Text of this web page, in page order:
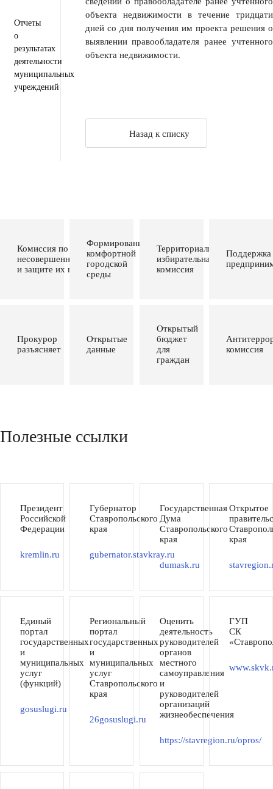
Отчеты
о
результатах
деятельности
муниципальных
учреждений
объекта недвижимости в течение тридцати
дней со дня получения им проекта решения о
выявлении правообладателя ранее учтенного
объекта недвижимости.
Назад к списку
Комиссия по делам
несовершеннолетних
и защите их прав
Формирование
комфортной
городской
среды
Территориальная
избирательная
комиссия
Поддержка
Прокурор
разъясняет
Открытые
данные
Открытый
бюджет
для
граждан
комиссия
Полезные ссылки
Президент
Российской
Федерации
kremlin.ru
Губернатор
Ставропольского
края
gubernator.stavkray.ru
Государственная
Дума
Ставропольского
края
dumask.ru
Открытое
края
Единый
портал
государственных
и
муниципальных
услуг
(функций)
gosuslugi.ru
Региональный
портал
государственных
и
муниципальных
услуг
Ставропольского
края
26gosuslugi.ru
Оценить
деятельность
руководителей
органов
местного
самоуправления
и
руководителей
организаций
жизнеобеспечения
https://stavregion.ru/opros/
ГУП
СК